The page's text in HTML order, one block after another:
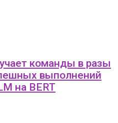
команды в разы
выполнений
на BERT